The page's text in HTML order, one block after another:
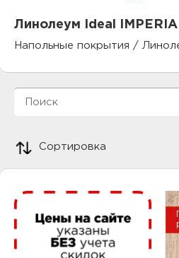
Линолеум Ideal IMPERIA
Напольные покрытия /
Сортировка